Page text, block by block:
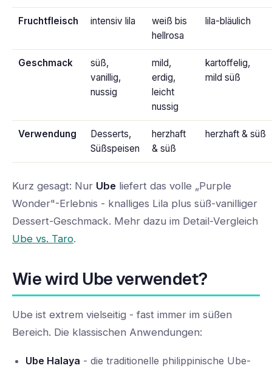
Fruchtfleisch intensiv lila
weiß bis
hellrosa
lila-bläulich
Geschmack
süß,
vanillig,
nussig
mild,
erdig,
leicht
nussig
kartoffelig,
mild süß
Verwendung
Desserts,
Süßspeisen
herzhaft
& süß
herzhaft & süß
Kurz gesagt: Nur Ube liefert das volle „Purple
Wonder"-Erlebnis - knalliges Lila plus süß-vanilliger
Dessert-Geschmack. Mehr dazu im Detail-Vergleich
Ube vs. Taro.
Wie wird Ube verwendet?
Ube ist extrem vielseitig - fast immer im süßen
Bereich. Die klassischen Anwendungen:
Ube Halaya - die traditionelle philippinische Ube-